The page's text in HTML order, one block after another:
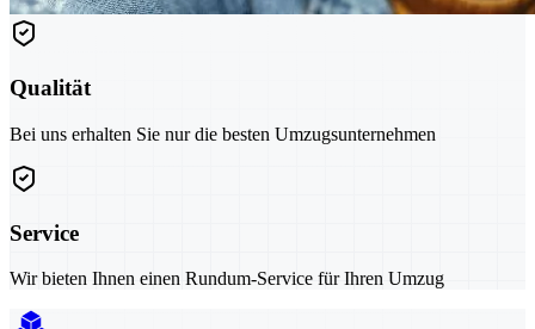
Qualität
Bei uns erhalten Sie nur die besten Umzugsunternehmen
Service
Wir bieten Ihnen einen Rundum-Service für Ihren Umzug